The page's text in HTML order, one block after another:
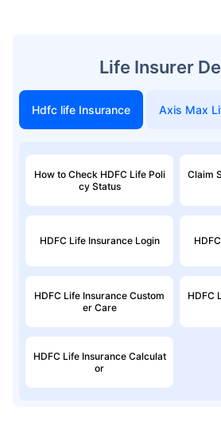
Life Insurer
Hdfc life Insurance Axis Max
How to Check HDFC Life Poli
cy Status
Claim
HDFC Life Insurance Login
HDFC Life Insurance Custom
er Care
HDFC
HDFC Life Insurance Calculat
or